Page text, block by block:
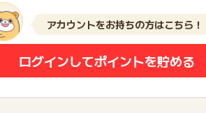
アカウントをお持ちの方はこちら！
ログインしてポイントを貯める